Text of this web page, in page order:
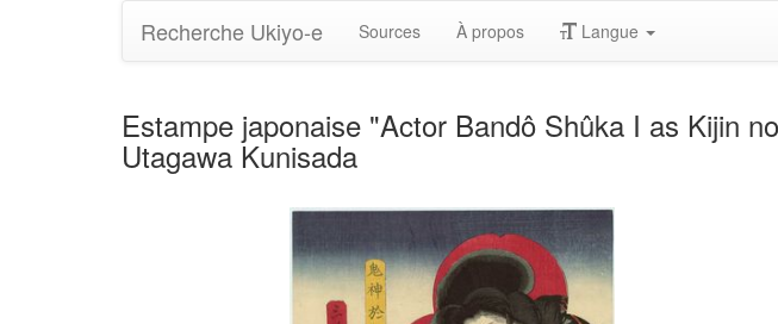
Recherche Ukiyo-e Sources À propos Langue
Estampe japonaise "Actor Bandô Shûka I as Kijin
Utagawa Kunisada